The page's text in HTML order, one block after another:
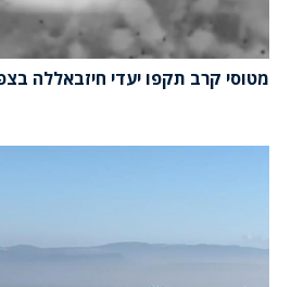
מטוסי קרב תקפו יעדי חיזבאללה בצפון